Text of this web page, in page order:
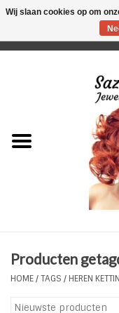
Just for Him
Plus Size Sieraden
Enkelbandjes
Producten
HOME/TAGS / HEREN
Wij slaan cookies op om